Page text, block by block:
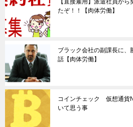
【直接雇用】派遣社員か
たぞ！！【肉体労働】
ブラック会社の副課長に、
話【肉体労働】
コインチェック 仮想通貨
いて思う事